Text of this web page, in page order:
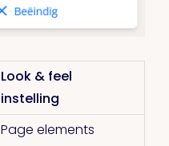
Look & feel
instelling
Page elements